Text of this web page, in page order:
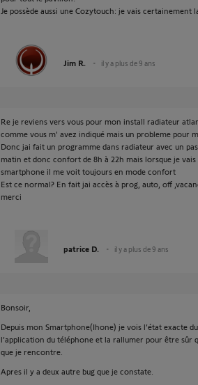
Je possède aussi une Cozytouch: je vais certainement
Jim R. il y a plus de 9 ans
Re je reviens vers vous pour mon install radiateur
comme vous m' avez indiqué mais un probleme pour
Donc jai fait un programme dans radiateur avec un
matin et donc confort de 8h à 22h mais lorsque je
smartphone il me voit toujours en mode confort
Est ce normal? En fait jai accès à prog, auto, off
merci
patrice D. il y a plus de 9 ans
Bonsoir,
Depuis mon Smartphone(Ihone) je vois l’état exacte
l’application du téléphone et la rallumer pour être sûr
que je rencontre.
Apres il y a deux autre bug que je constate.